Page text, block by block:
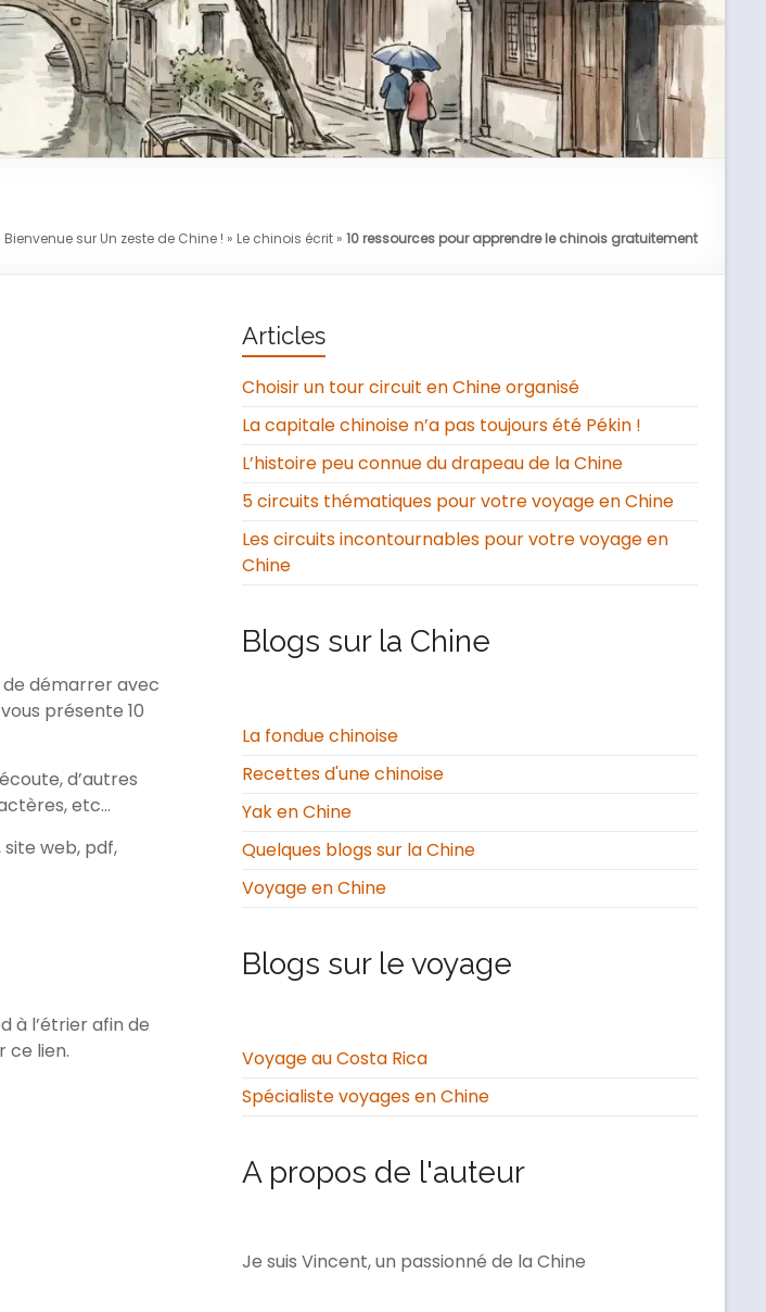
Bienvenue sur Un zeste de Chine ! » Le chinois écrit » 10 ressources pour apprendre le chinois gratuitement
de démarrer avec
présente 10
d’autres
etc…
web, pdf,
à l’étrier afin de
ce lien.
Articles
Choisir un tour circuit en Chine organisé
La capitale chinoise n’a pas toujours été Pékin !
L’histoire peu connue du drapeau de la Chine
5 circuits thématiques pour votre voyage en Chine
Les circuits incontournables pour votre voyage en
Chine
Blogs sur la Chine
La fondue chinoise
Recettes d'une chinoise
Yak en Chine
Quelques blogs sur la Chine
Voyage en Chine
Blogs sur le voyage
Voyage au Costa Rica
Spécialiste voyages en Chine
A propos de l'auteur
Je suis Vincent, un passionné de la Chine